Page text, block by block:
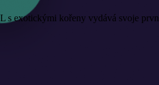
s exotickými kořeny vydává svoje